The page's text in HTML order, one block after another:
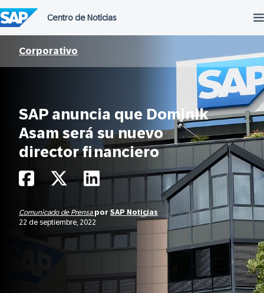
al
contenido
Corporativo
SAP anuncia que Dominik
Asam será su nuevo
director financiero
Comunicado de Prensa por SAP Noticias
22 de septiembre, 2022